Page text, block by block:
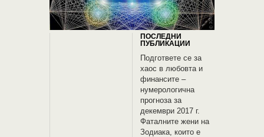
ПОСЛЕДНИ
ПУБЛИКАЦИИ
Подгответе се за
хаос в любовта и
финансите –
нумерологична
прогноза за
декември 2017 г.
Фаталните жени на
Зодиака, които е